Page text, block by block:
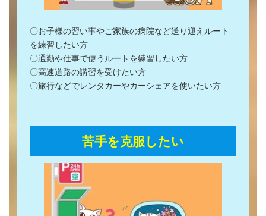
〇お子様の習い事やご家族の病院など送り迎えルート
を練習したい方
〇通勤や仕事で使うルートを練習したい方
〇高速道路の講習を受けたい方
〇旅行などでレンタカーやカーシェアを使いたい方
苦手を克服したい